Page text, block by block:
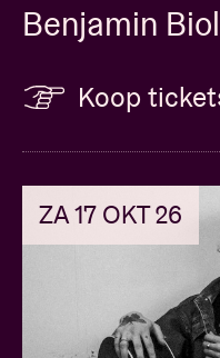
Benjamin
Koop
ZA 17 OKT 26